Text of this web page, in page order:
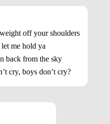
off your shoulders
me hold ya
back from the sky
cry, boys don’t cry?